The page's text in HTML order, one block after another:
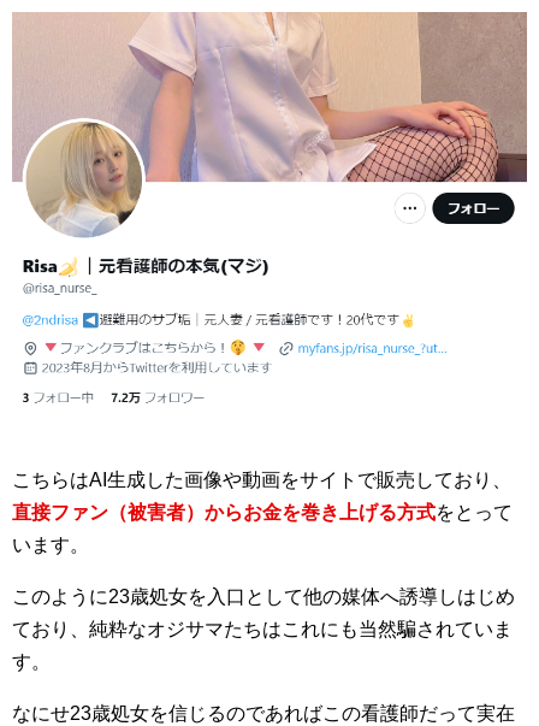
こちらはAI生成した画像や動画をサイトで販売しており、
直接ファン（被害者）からお金を巻き上げる方式をとって
います。
このように23歳処女を入口として他の媒体へ誘導しはじめ
ており、純粋なオジサマたちはこれにも当然騙されていま
す。
なにせ23歳処女を信じるのであればこの看護師だって実在